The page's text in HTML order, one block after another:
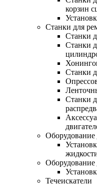
корзин
Станки для
Станки
Станки
Станки
Станки
Течеискатели